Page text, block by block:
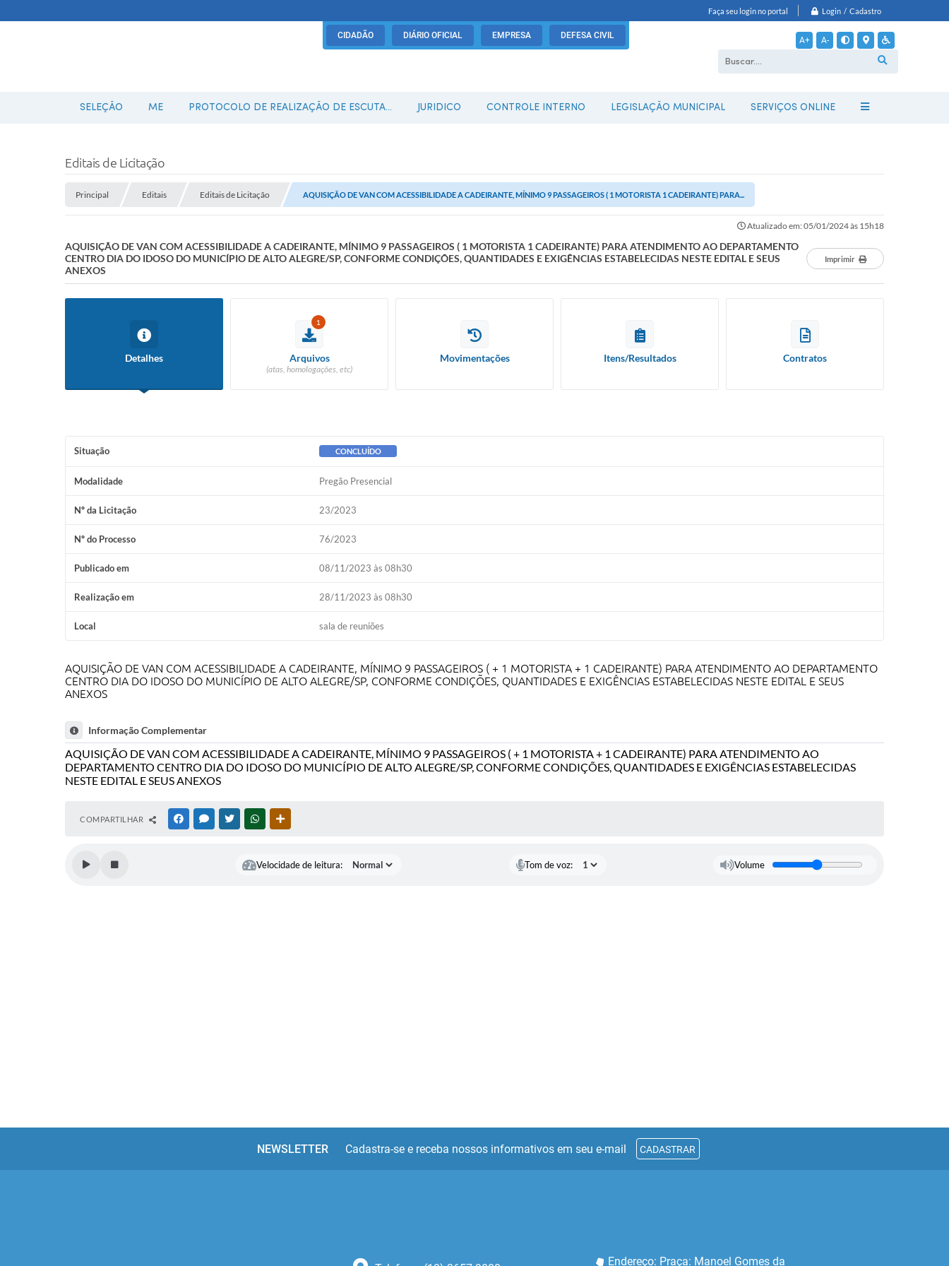
Faça seu login no portal Login / Cadastro
CIDADÃO DIÁRIO OFICIAL EMPRESA DEFESA CIVIL A+ A-
SELEÇÃO ME PROTOCOLO DE REALIZAÇÃO DE ESCUTA... JURIDICO CONTROLE INTERNO LEGISLAÇÃO MUNICIPAL SERVIÇOS ONLINE
Editais de Licitação
Principal Editais Editais de Licitação AQUISIÇÃO DE VAN COM ACESSIBILIDADE A CADEIRANTE, MÍNIMO 9 PASSAGEIROS ( 1 MOTORISTA 1 CADEIRANTE) PARA...
Atualizado em: 05/01/2024 às 15h18
AQUISIÇÃO DE VAN COM ACESSIBILIDADE A CADEIRANTE, MÍNIMO 9 PASSAGEIROS ( 1 MOTORISTA 1 CADEIRANTE) PARA ATENDIMENTO AO DEPARTAMENTO
CENTRO DIA DO IDOSO DO MUNICÍPIO DE ALTO ALEGRE/SP, CONFORME CONDIÇÕES, QUANTIDADES E EXIGÊNCIAS ESTABELECIDAS NESTE EDITAL E SEUS
ANEXOS
Imprimir
Detalhes
1
Arquivos
(atas, homologações, etc)
Movimentações Itens/Resultados Contratos
Situação CONCLUÍDO
Modalidade Pregão Presencial
Nº da Licitação 23/2023
Nº do Processo 76/2023
Publicado em 08/11/2023 às 08h30
Realização em 28/11/2023 às 08h30
Local sala de reuniões
AQUISIÇÃO DE VAN COM ACESSIBILIDADE A CADEIRANTE, MÍNIMO 9 PASSAGEIROS ( + 1 MOTORISTA + 1 CADEIRANTE) PARA ATENDIMENTO AO DEPARTAMENTO
CENTRO DIA DO IDOSO DO MUNICÍPIO DE ALTO ALEGRE/SP, CONFORME CONDIÇÕES, QUANTIDADES E EXIGÊNCIAS ESTABELECIDAS NESTE EDITAL E SEUS
ANEXOS
Informação Complementar
AQUISIÇÃO DE VAN COM ACESSIBILIDADE A CADEIRANTE, MÍNIMO 9 PASSAGEIROS ( + 1 MOTORISTA + 1 CADEIRANTE) PARA ATENDIMENTO AO
DEPARTAMENTO CENTRO DIA DO IDOSO DO MUNICÍPIO DE ALTO ALEGRE/SP, CONFORME CONDIÇÕES, QUANTIDADES E EXIGÊNCIAS ESTABELECIDAS
NESTE EDITAL E SEUS ANEXOS
COMPARTILHAR FACEBOOKMESSENGER
TWITTERWHATSAPP
Velocidade de leitura: Tom de voz: Volume
NEWSLETTER Cadastra-se e receba nossos informativos em seu e-mail CADASTRAR
Endereço: Praça: Manoel Gomes da